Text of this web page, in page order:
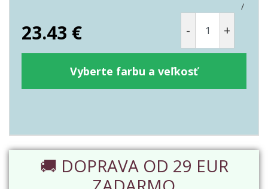
/
23.43 € - +
Vyberte farbu a veľkosť
🚚 DOPRAVA OD 29 EUR